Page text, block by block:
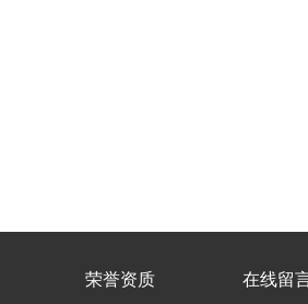
荣誉资质 在线留